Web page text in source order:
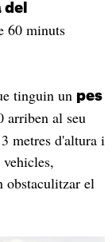
60 minuts
tinguin un pes
arriben al seu
metres d'altura i
obstaculitzar el